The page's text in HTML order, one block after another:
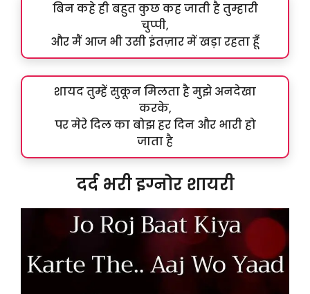
बिन कहे ही बहुत कुछ कह जाती है तुम्हारी
चुप्पी,
और मैं आज भी उसी इंतज़ार में खड़ा रहता हूँ
शायद तुम्हें सुकून मिलता है मुझे अनदेखा
करके,
पर मेरे दिल का बोझ हर दिन और भारी हो
जाता है
दर्द भरी इग्नोर शायरी